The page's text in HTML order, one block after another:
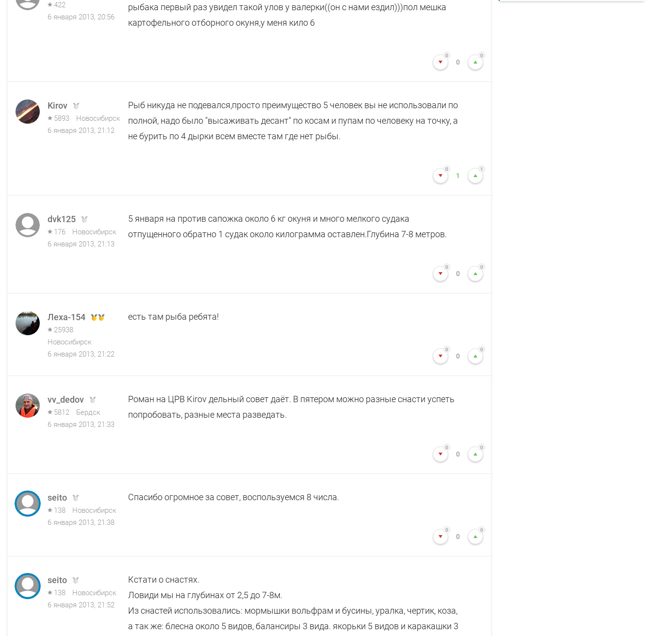
422
6 января 2013, 20:56
рыбака первый раз увидел такой улов у валерки((он с нами ездил)))пол мешка
картофельного отборного окуня,у меня кило 6
0
0
0
Kirov
5893
Новосибирск
6 января 2013, 21:12
Рыб никуда не подевался,просто преимущество 5 человек вы не использовали по
полной, надо было "высаживать десант" по косам и пупам по человеку на точку, а
не бурить по 4 дырки всем вместе там где нет рыбы.
0
1
1
dvk125
176
Новосибирск
6 января 2013, 21:13
5 января на против сапожка около 6 кг окуня и много мелкого судака
отпущенного обратно 1 судак около килограмма оставлен.Глубина 7-8 метров.
0
0
0
Леха-154
25938
Новосибирск
6 января 2013, 21:22
есть там рыба ребята!
0
0
0
vv_dedov
5812
Бердск
6 января 2013, 21:33
Роман на ЦРВ Кirov дельный совет даёт. В пятером можно разные снасти успеть
попробовать, разные места разведать.
0
0
0
seito
138
Новосибирск
6 января 2013, 21:38
Спасибо огромное за совет, воспользуемся 8 числа.
0
0
0
seito
138
Новосибирск
6 января 2013, 21:52
Кстати о снастях.
Ловиди мы на глубинах от 2,5 до 7-8м.
Из снастей использовались: мормышки вольфрам и бусины, уралка, чертик, коза,
а так же: блесна около 5 видов, балансиры 3 вида. якорьки 5 видов и каракашки 3